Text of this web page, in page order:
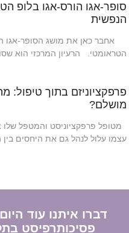
סופר-אגו הורס-אגו בלופ
הנפשית
אחבר כאן את מושג הסופר-אגו
הטראומטי. הרעיון המרכזי הוא
פרפקציוניזם בתוך טיפול:
מושלם?
מטופל פרפקציוניסט והמטפל שלו
עצמו עלול לנהל גם את היחסים
דברו איתנו עוד
פסיכותרפיסט